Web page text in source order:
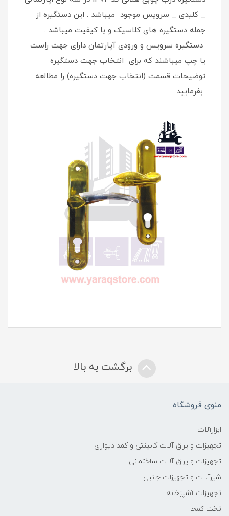
_ کلیدی _ سرویس موجود میباشد . این دستگیره از
جمله دستگیره های کلاسیک و با کیفیت میباشد .
دستگیره سرویس و ورودی آپارتمان دارای جهت راست
یا چپ میباشند که برای انتخاب جهت دستگیره
توضیحات قسمت (انتخاب جهت دستگیره) را مطالعه
بفرمایید .
برگشت به بالا
منوی فروشگاه
ابزارآلات
تجهیزات و یراق آلات کابینتی و کمد دیواری
تجهیزات و یراق آلات ساختمانی
شیرآلات و تجهیزات جانبی
تجهیزات آشپزخانه
تخت کمجا